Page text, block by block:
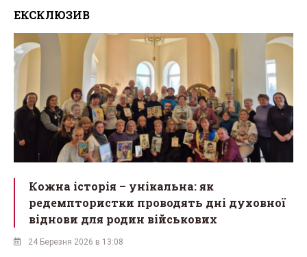
ЕКСКЛЮЗИВ
Кожна історія – унікальна: як
редемптористки проводять дні духовної
віднови для родин військових
24 Березня 2026 в 13:08